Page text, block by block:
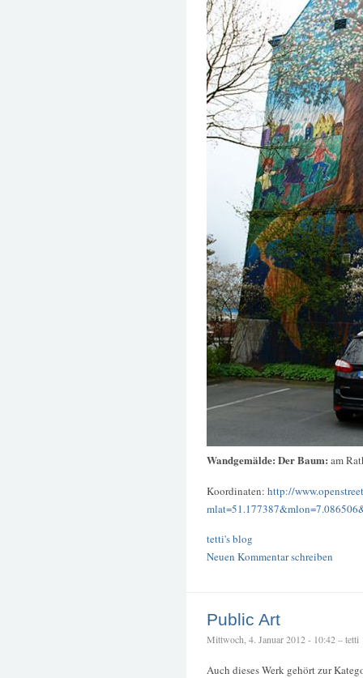
Wandgemälde: Der Baum: am
Koordinaten: http://
tetti's blog
Neuen Kommentar schreiben
Public Art
Mittwoch, 4. Januar 2012 - 10:42 – tetti
Auch dieses Werk gehört zur